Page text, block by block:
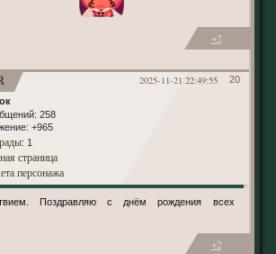
+2
20
2025-11-21 22:49:55
258
+965
: 1
страница
персонажа
Поздравляю с днём рождения всех
+2